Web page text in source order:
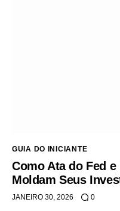
GUIA DO INICIANTE
Como Ata do Fed
Moldam Seus
JANEIRO 30, 2026 0